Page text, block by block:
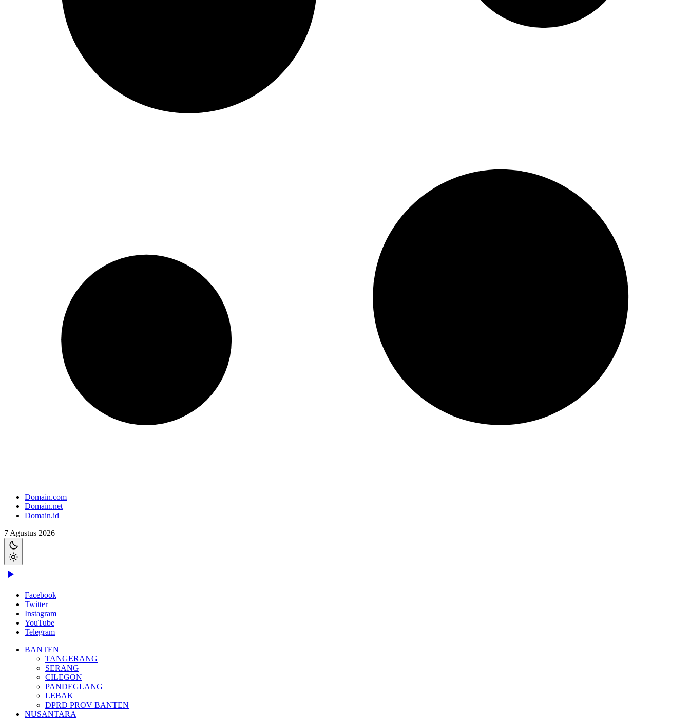
Domain.com
Domain.net
Domain.id
7 Agustus 2026
Facebook
Twitter
Instagram
YouTube
Telegram
BANTEN
TANGERANG
SERANG
CILEGON
PANDEGLANG
LEBAK
DPRD PROV BANTEN
NUSANTARA